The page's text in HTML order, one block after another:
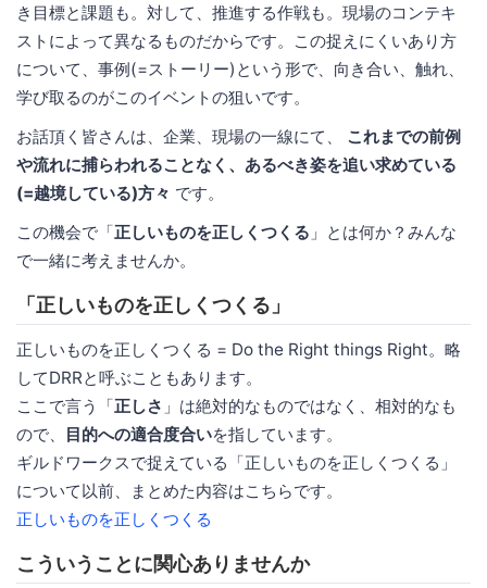
き目標と課題も。対して、推進する作戦も。現場のコンテキ
ストによって異なるものだからです。この捉えにくいあり方
について、事例(=ストーリー)という形で、向き合い、触れ、
学び取るのがこのイベントの狙いです。
お話頂く皆さんは、企業、現場の一線にて、 これまでの前例
や流れに捕らわれることなく、あるべき姿を追い求めている
(=越境している)方々 です。
この機会で「正しいものを正しくつくる 」とは何か？みんな
で一緒に考えませんか。
「正しいものを正しくつくる」
正しいものを正しくつくる = Do the Right things Right。略
してDRRと呼ぶこともあります。
ここで言う「正しさ 」は絶対的なものではなく、相対的なも
ので、
目的への適合度合いを指しています。
ギルドワークスで捉えている「正しいものを正しくつくる」
について以前、まとめた内容はこちらです。
正しいものを正しくつくる
こういうことに関心ありませんか